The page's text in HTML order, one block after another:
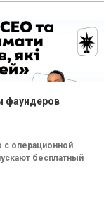
фаундеров
с операционной
бесплатный